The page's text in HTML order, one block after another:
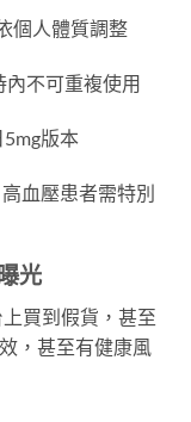
個人體質調整
不可重複使用
版本
血壓患者需特別
光
買到假貨，甚至
，甚至有健康風